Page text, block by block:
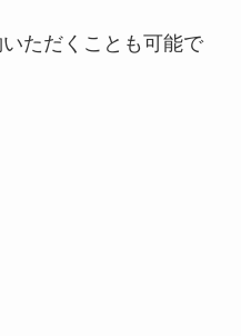
ただくことも可能で